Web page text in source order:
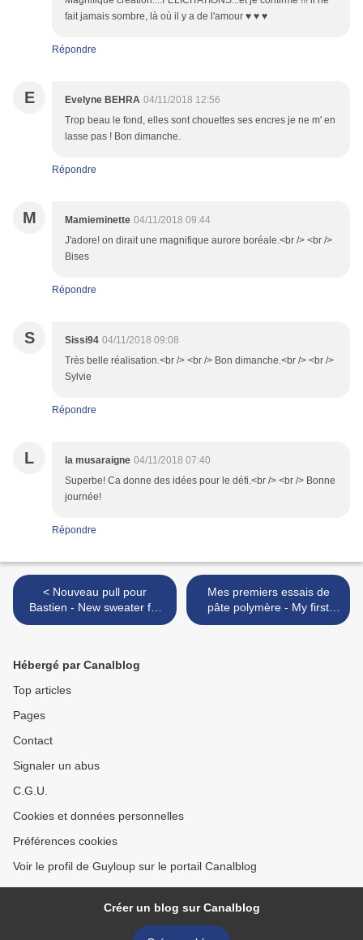
fait jamais sombre, là où il y a de l'amour ♥ ♥ ♥
Répondre
E Evelyne BEHRA 04/11/2018 12:56
Trop beau le fond, elles sont chouettes ses encres je ne m' en
lasse pas ! Bon dimanche.
Répondre
M Mamieminette 04/11/2018 09:44
J'adore! on dirait une magnifique aurore boréale.<br /> <br />
Bises
Répondre
S Sissi94 04/11/2018 09:08
Très belle réalisation.<br /> <br /> Bon dimanche.<br /> <br />
Sylvie
Répondre
L la musaraigne 04/11/2018 07:40
Superbe! Ca donne des idées pour le défi.<br /> <br /> Bonne
journée!
Répondre
< Nouveau pull pour
Bastien - New sweater for
Bastien
Mes premiers essais de
pâte polymère - My first
trials of polymer clay >
Hébergé par Canalblog
Top articles
Pages
Contact
Signaler un abus
C.G.U.
Cookies et données personnelles
Préférences cookies
Voir le profil de Guyloup sur le portail Canalblog
Créer un blog sur Canalblog